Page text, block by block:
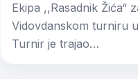
Ekipa ,,Rasadnik Žića“
Vidovdanskom turniru
Turnir je trajao…